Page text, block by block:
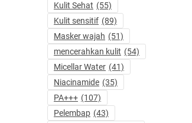
Kulit Sehat (55)
Kulit sensitif (89)
Masker wajah (51)
mencerahkan kulit (54)
Micellar Water (41)
Niacinamide (35)
PA+++ (107)
Pelembap (43)